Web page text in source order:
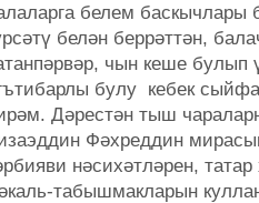
белем баскычлары
белән беррәттән,
чын кеше
булу кебек
Дәрестән тыш
Фәхреддин
нәсихәтләрен,
табышмакларын